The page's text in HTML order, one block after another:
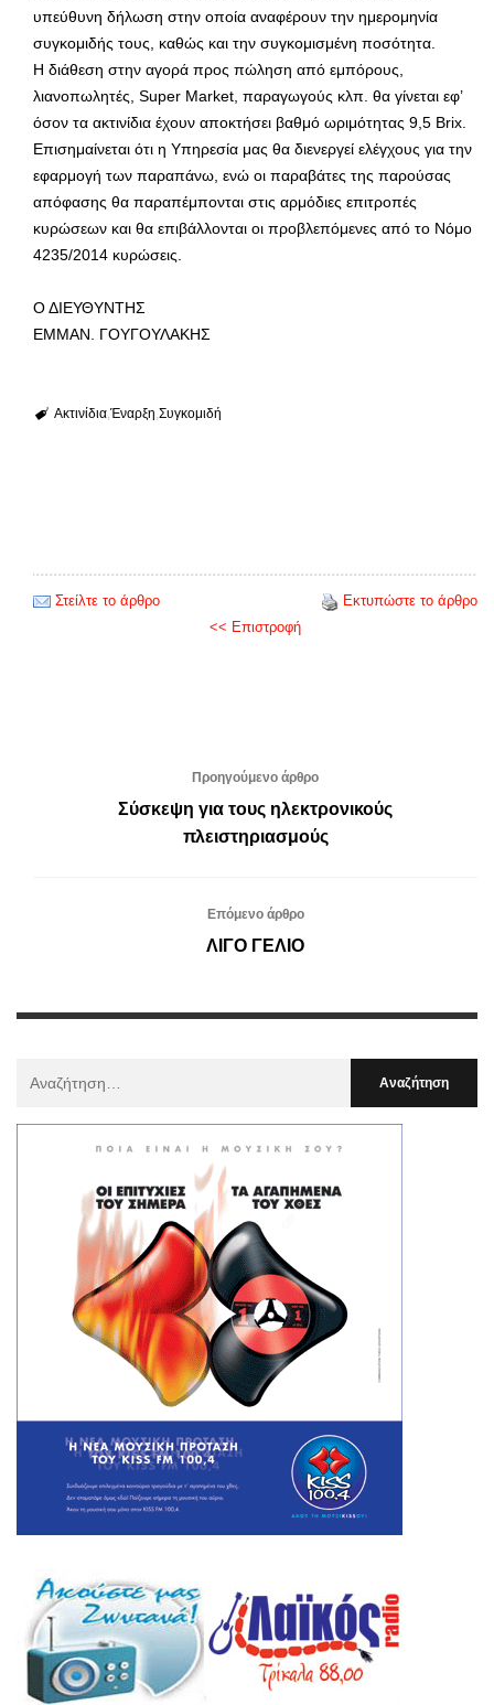
υπεύθυνη δήλωση στην οποία αναφέρουν την ημερομηνία
συγκομιδής τους, καθώς και την συγκομισμένη ποσότητα.
Η διάθεση στην αγορά προς πώληση από εμπόρους,
λιανοπωλητές, Super Market, παραγωγούς κλπ. θα γίνεται εφ’
όσον τα ακτινίδια έχουν αποκτήσει βαθμό ωριμότητας 9,5 Brix.
Επισημαίνεται ότι η Υπηρεσία μας θα διενεργεί ελέγχους για την
εφαρμογή των παραπάνω, ενώ οι παραβάτες της παρούσας
απόφασης θα παραπέμπονται στις αρμόδιες επιτροπές
κυρώσεων και θα επιβάλλονται οι προβλεπόμενες από το Νόμο
4235/2014 κυρώσεις.
Ο ΔΙΕΥΘΥΝΤΗΣ
ΕΜΜΑΝ. ΓΟΥΓΟΥΛΑΚΗΣ
Ακτινίδια Έναρξη Συγκομιδή
Στείλτε το άρθρο
Εκτυπώστε το άρθρο
<< Επιστροφή
Προηγούμενο άρθρο
Σύσκεψη για τους ηλεκτρονικούς
πλειστηριασμούς
Επόμενο άρθρο
ΛΙΓΟ ΓΕΛΙΟ
: